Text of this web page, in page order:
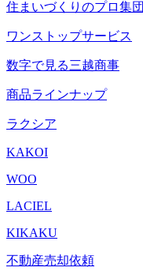
住まいづくりのプロ集団
ワンストップサービス
数字で見る三越商事
商品ラインナップ
ラクシア
KAKOI
WOO
LACIEL
KIKAKU
不動産売却依頼